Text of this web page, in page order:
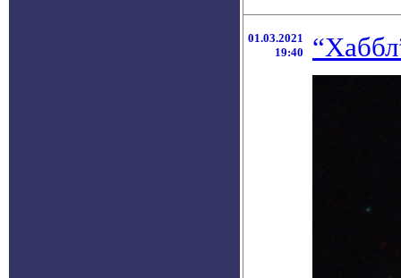
01.03.2021
19:40